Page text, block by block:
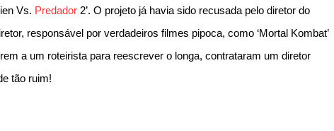
Vs. Predador 2’. O projeto já havia sido recusada pelo diretor do
responsável por verdadeiros filmes pipoca, como ‘Mortal Kombat’
a um roteirista para reescrever o longa, contrataram um diretor
tão ruim!